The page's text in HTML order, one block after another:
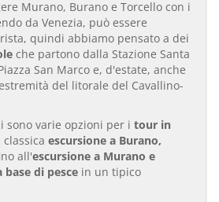
Murano, Burano e Torcello con i
da Venezia, può essere
quindi abbiamo pensato a dei
che partono dalla Stazione Santa
San Marco e, d'estate, anche
del litorale del Cavallino-
sono varie opzioni per i tour in
escursione a Burano,
all'escursione a Murano e
base di pesce in un tipico